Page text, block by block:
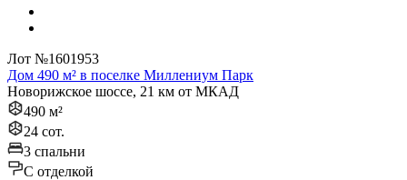
Лот №1601953
Дом 490 м² в поселке Миллениум Парк
Новорижское шоссе, 21 км от МКАД
490 м²
24 сот.
3 спальни
C отделкой